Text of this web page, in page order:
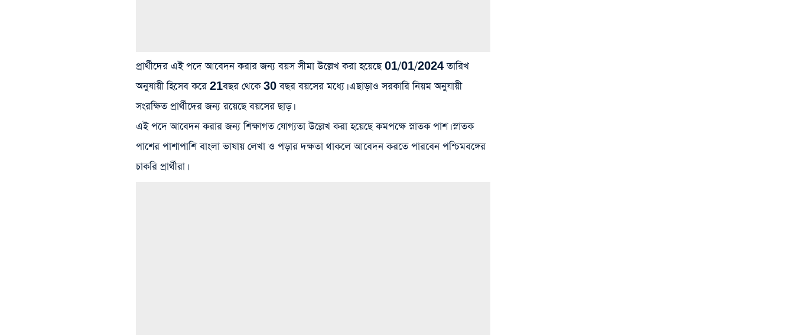
প্রার্থীদের এই পদে আবেদন করার জন্য বয়স সীমা উল্লেখ করা হয়েছে 01/01/2024 তারিখ
অনুযায়ী হিসেব করে 21বছর থেকে 30 বছর বয়সের মধ্যে। এছাড়াও সরকারি নিয়ম অনুযায়ী
সংরক্ষিত প্রার্থীদের জন্য রয়েছে বয়সের ছাড়।
এই পদে আবেদন করার জন্য শিক্ষাগত যোগ্যতা উল্লেখ করা হয়েছে কমপক্ষে স্নাতক পাশ। স্নাতক
পাশের পাশাপাশি বাংলা ভাষায় লেখা ও পড়ার দক্ষতা থাকলে আবেদন করতে পারবেন পশ্চিমবঙ্গের
চাকরি প্রার্থীরা।